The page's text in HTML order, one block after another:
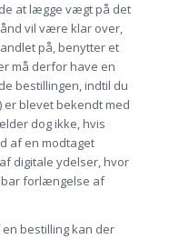
at lægge vægt på det
vil være klar over,
på, benytter et
må derfor have en
bestillingen, indtil du
blevet bekendt med
dog ikke, hvis
af en modtaget
digitale ydelser, hvor
forlængelse af
bestilling kan der